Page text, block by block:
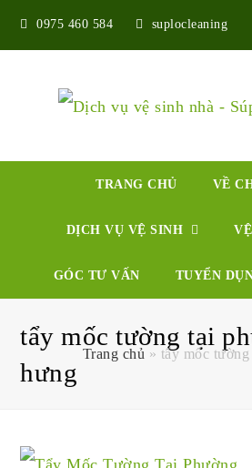
0975 460 584 suplocleaning
TRANG CHỦ VỀ
DỊCH VỤ VỆ SINH
GÓC TƯ VẤN TUYỂN
tẩy mốc tường tại
hưng
Trang chủ » tẩy mốc